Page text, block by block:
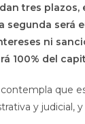
tres
segunda será
ni
100% del
que
y judicial,